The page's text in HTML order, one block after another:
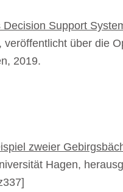
Support
über die
2019.
zweier
Hagen,